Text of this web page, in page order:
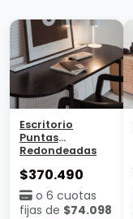
Escritorio
Puntas
Redondeadas
$370.490
o 6 cuotas
fijas de $74.098